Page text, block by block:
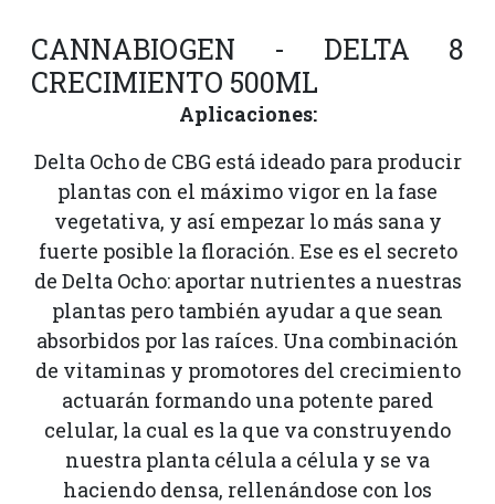
CANNABIOGEN - DELTA 8
CRECIMIENTO 500ML
Aplicaciones:
Delta Ocho de CBG está ideado para producir
plantas con el máximo vigor en la fase
vegetativa, y así empezar lo más sana y
fuerte posible la floración. Ese es el secreto
de Delta Ocho: aportar nutrientes a nuestras
plantas pero también ayudar a que sean
absorbidos por las raíces. Una combinación
de vitaminas y promotores del crecimiento
actuarán formando una potente pared
celular, la cual es la que va construyendo
nuestra planta célula a célula y se va
haciendo densa, rellenándose con los